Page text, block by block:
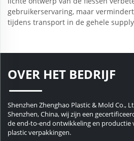
gebruikerservaring, maar
tijdens transport in de gehele
OVER HET BEDRIJF
Shenzhen Zhenghao Plastic & Mold Co.,
Shenzhen, China, wij zijn een
de end-to-end ontwikkeling en productie
plastic verpakkingen.